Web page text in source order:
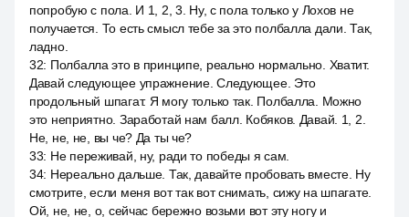
попробую с пола. И 1, 2, 3. Ну, с пола только у Лохов не
получается. То есть смысл тебе за это полбалла дали. Так,
ладно.
32: Полбалла это в принципе, реально нормально. Хватит.
Давай следующее упражнение. Следующее. Это
продольный шпагат. Я могу только так. Полбалла. Можно
это неприятно. Заработай нам балл. Кобяков. Давай. 1, 2.
Не, не, не, вы че? Да ты че?
33: Не переживай, ну, ради то победы я сам.
34: Нереально дальше. Так, давайте пробовать вместе. Ну
смотрите, если меня вот так вот снимать, сижу на шпагате.
Ой, не, не, о, сейчас бережно возьми вот эту ногу и